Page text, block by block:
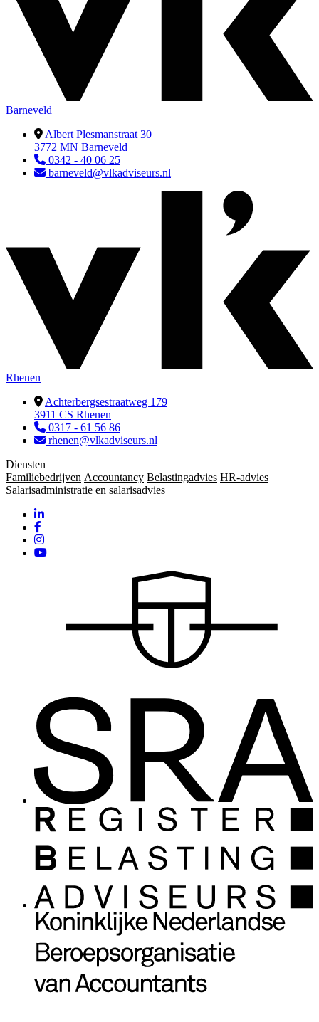
Barneveld
Albert Plesmanstraat 30
3772 MN Barneveld
0342 - 40 06 25
barneveld@vlkadviseurs.nl
Rhenen
Achterbergsestraatweg 179
3911 CS Rhenen
0317 - 61 56 86
rhenen@vlkadviseurs.nl
Diensten
Familiebedrijven Accountancy Belastingadvies HR-advies
Salarisadministratie en salarisadvies